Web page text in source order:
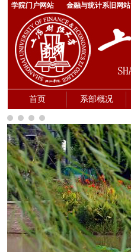
学院门户网站 金融与统计系旧网站
首页 系部概况